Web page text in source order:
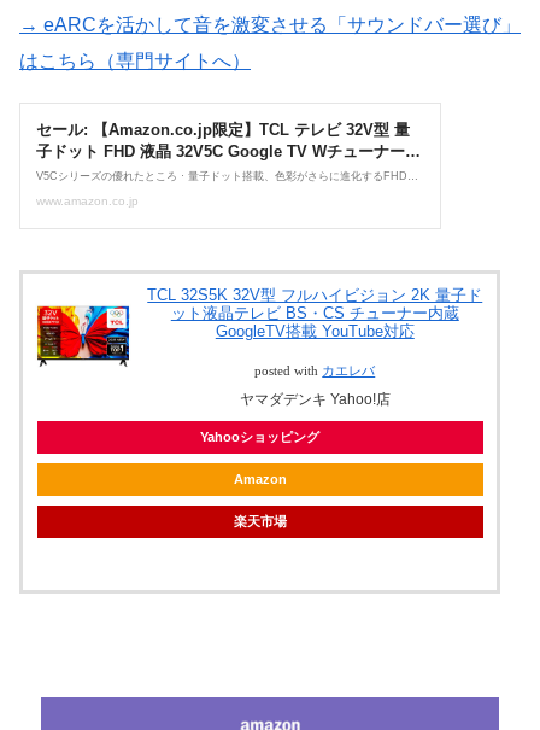
→ eARCを活かして音を激変させる「サウンドバー選び」
はこちら（専門サイトへ）
TCL 32S5K 32V型 フルハイビジョン 2K 量子ド
ット液晶テレビ BS・CS チューナー内蔵
GoogleTV搭載 YouTube対応
posted with カエレバ
ヤマダデンキ Yahoo!店
Yahooショッピング
Amazon
楽天市場